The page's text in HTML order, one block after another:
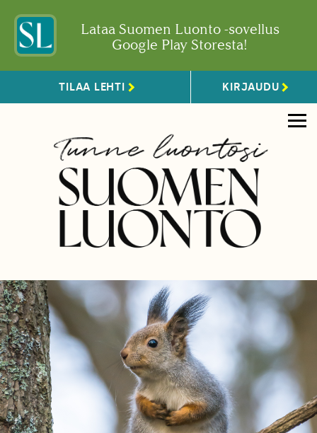
Lataa Suomen Luonto -sovellus
Google Play Storesta!
TILAA LEHTI KIRJAUDU